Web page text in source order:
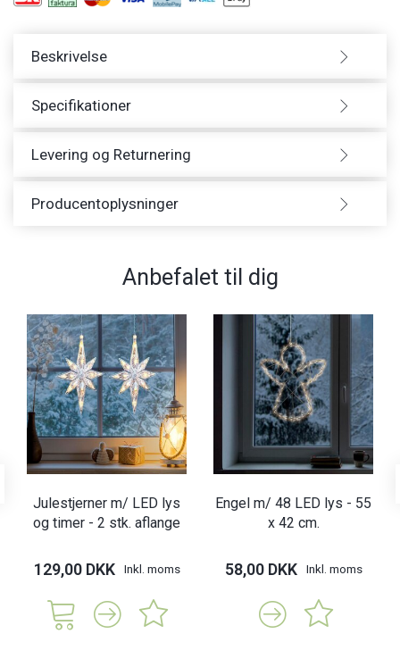
Beskrivelse
Specifikationer
Levering og Returnering
Producentoplysninger
Anbefalet til dig
Julestjerner m/ LED lys
og timer - 2 stk. aflange
129,00 DKK Inkl. moms
Engel m/ 48 LED lys - 55
x 42 cm.
58,00 DKK Inkl. moms